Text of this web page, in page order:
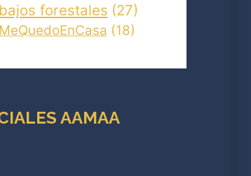
forestales (27)
(18)
AAMAA